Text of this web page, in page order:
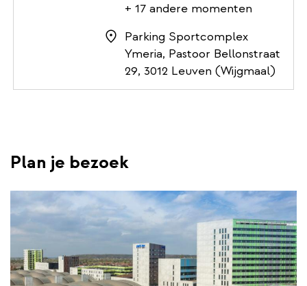
+ 17 andere momenten
Parking Sportcomplex
Ymeria, Pastoor Bellonstraat
29, 3012 Leuven (Wijgmaal)
Plan je bezoek